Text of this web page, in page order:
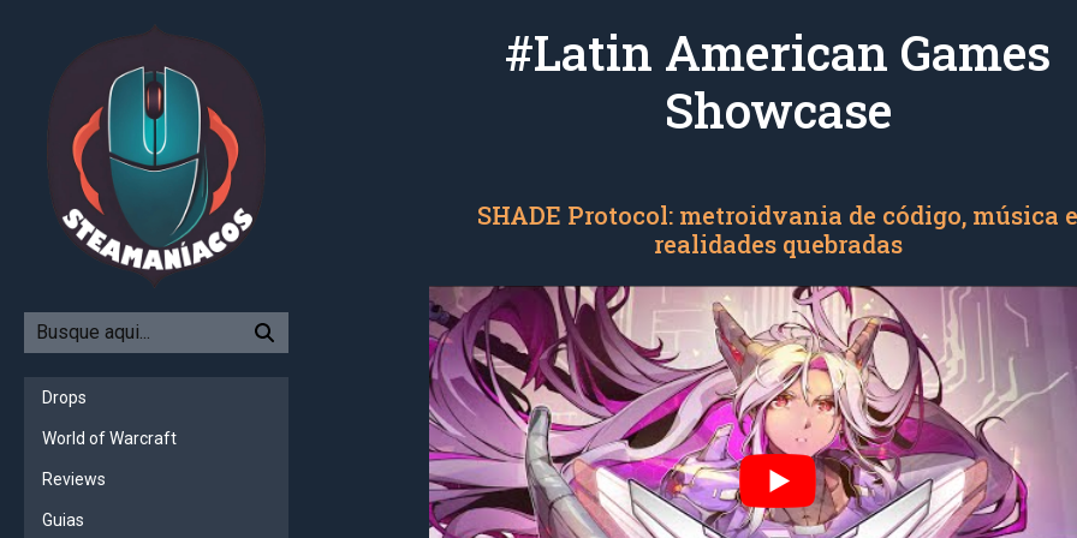
Drops
World of Warcraft
Reviews
Guias
#Latin American Games
Showcase
SHADE Protocol: metroidvania de código, música e
realidades quebradas